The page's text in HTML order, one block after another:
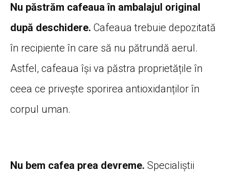
Nu păstrăm cafeaua în ambalajul original
după deschidere. Cafeaua trebuie depozitată
în recipiente în care să nu pătrundă aerul.
Astfel, cafeaua își va păstra proprietățile în
ceea ce privește sporirea antioxidanților în
corpul uman.
Nu bem cafea prea devreme. Specialiştii